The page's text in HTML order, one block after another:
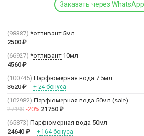
Заказать через WhatsApp
(98387) *отливант 5мл
2500 ₽
(66927) *отливант 10мл
4560 ₽
(100745) Парфюмерная вода 7.5мл
3620 ₽ + 24 бонуса
(102982) Парфюмерная вода 50мл (sale)
27190 -20% 21750 ₽
(65873) Парфюмерная вода 50мл
24640 ₽ + 164 бонуса